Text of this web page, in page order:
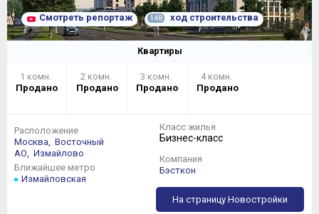
Смотреть репортаж 148 ход строительства
Квартиры
1 комн.
Продано
2 комн.
Продано
3 комн.
Продано
4 комн.
Продано
Расположение
Москва,
Восточный
АО,
Измайлово
Ближайшее метро
Измайловская
Класс жилья
Бизнес-класс
Компания
Бэсткон
На страницу Новостройки